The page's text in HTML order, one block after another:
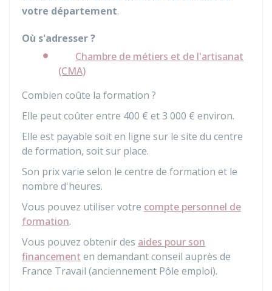
votre département.
Où s'adresser ?
Chambre de métiers et de l'artisanat
(CMA)
Combien coûte la formation ?
Elle peut coûter entre 400 € et3 000 € environ.
Elle est payable soit en ligne sur le site du centre
de formation, soit sur place.
Son prix varie selon le centre de formation et le
nombre d'heures.
Vous pouvez utiliser votre compte personnel de
formation.
Vous pouvez obtenir des aides pour son
financement en demandant conseil auprès de
France Travail (anciennement Pôle emploi).